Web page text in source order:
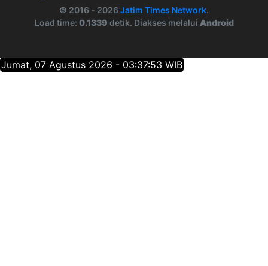
© 2016 - 2026 Jatim Times Network.
Load time: 0.1339 detik. Diakses melalui Android
Jumat, 07 Agustus 2026 - 03:37:54 WIB